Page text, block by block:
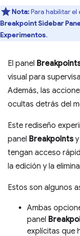
Nota:Para habilitar
Breakpoint Sidebar
Experimentos.
El panel
visual para
Además, las
ocultas detrás del
Este rediseño
panel Breakpointsy
tengan acceso
la edición y la
Estos son algunos
Ambas
panel
explícitas que